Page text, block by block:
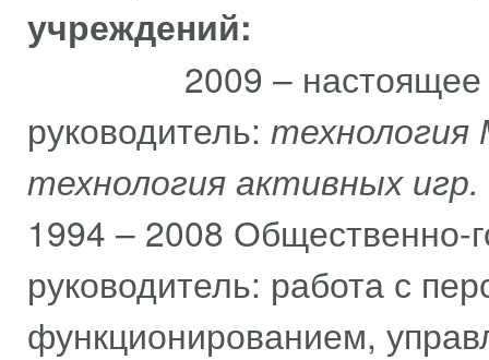
учреждений:
2009 – настоящее
руководитель:
технология активных игр.
1994 – 2008 Общественно-
руководитель: работа с
функционированием,